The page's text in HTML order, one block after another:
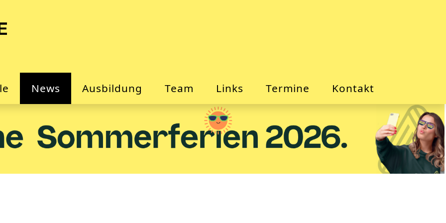
News Ausbildung Team Links Termine Kontakt